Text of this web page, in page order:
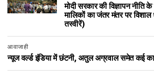
मोदी सरकार की विज्ञापन
मालिकों का जंतर मंतर पर
तस्वीरें)
आवाजाही
न्यूज वर्ल्ड इंडिया में छंटनी, अतुल अग्रवाल समेत कई